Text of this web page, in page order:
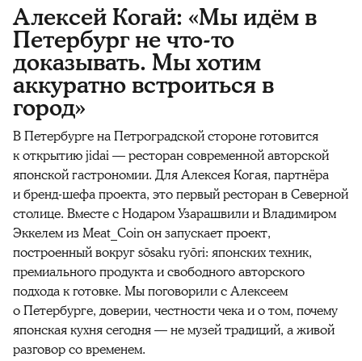
Алексей Когай: «Мы идём в
Петербург не что-то
доказывать. Мы хотим
аккуратно встроиться в
город»
В Петербурге на Петроградской стороне готовится
к открытию jidai — ресторан современной авторской
японской гастрономии. Для Алексея Когая, партнёра
и бренд-шефа проекта, это первый ресторан в Северной
столице. Вместе с Нодаром Узарашвили и Владимиром
Эккелем из Meat_Coin он запускает проект,
построенный вокруг sōsaku ryōri: японских техник,
премиального продукта и свободного авторского
подхода к готовке. Мы поговорили с Алексеем
о Петербурге, доверии, честности чека и о том, почему
японская кухня сегодня — не музей традиций, а живой
разговор со временем.